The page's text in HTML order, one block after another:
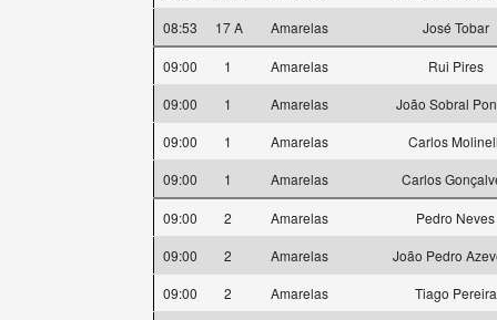
08:53
17 A Amarelas José Tobar
09:00 1 Amarelas
Rui Pires
09:00
1 Amarelas
João Sobral
09:00
1 Amarelas
Carlos
09:00
1 Amarelas Carlos
09:00 2 Amarelas
Pedro Neves
09:00
2 Amarelas
João Pedro
09:00
2 Amarelas
Tiago Pereira